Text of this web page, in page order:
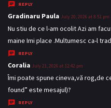
s
REPLY
Gradinaru Paula s
a
y
:
July 20, 2026 at 8:51 pm
Nu stiu de ce l-am ocolit Azi am
maine Imi place .Multumesc ca-l
REPLY
Coralia s
a
y
s
July 21, 2026 at 12:42 pm
Îmi poate spune cineva,vă rog,de
found” este mesajul)?
REPLY